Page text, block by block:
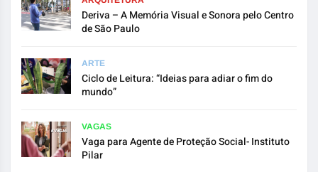
Deriva – A Memória Visual e Sonora pelo Centro
de São Paulo
ARTE
Ciclo de Leitura: “Ideias para adiar o fim do
mundo”
VAGAS
Vaga para Agente de Proteção Social- Instituto
Pilar